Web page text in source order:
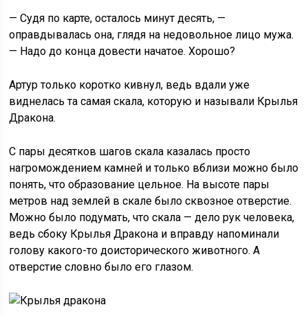
— Судя по карте, осталось минут десять, —
оправдывалась она, глядя на недовольное лицо мужа.
— Надо до конца довести начатое. Хорошо?
Артур только коротко кивнул, ведь вдали уже
виднелась та самая скала, которую и называли Крылья
Дракона.
С пары десятков шагов скала казалась просто
нагромождением камней и только вблизи можно было
понять, что образование цельное. На высоте пары
метров над землей в скале было сквозное отверстие.
Можно было подумать, что скала — дело рук человека,
ведь сбоку Крылья Дракона и вправду напоминали
голову какого-то доисторического животного. А
отверстие словно было его глазом.